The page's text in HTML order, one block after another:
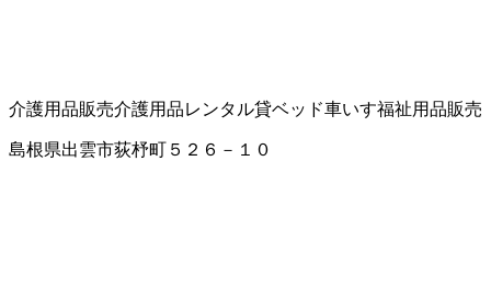
介護用品販売介護用品レンタル貸ベッド車いす福祉用品販売
島根県出雲市荻杼町５２６－１０